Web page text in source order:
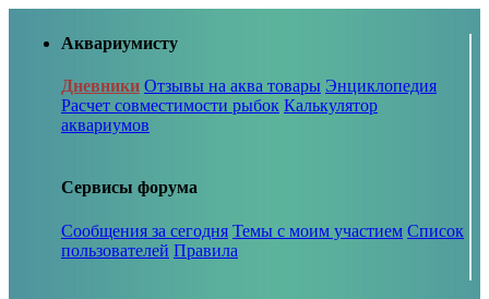
Аквариумисту
Дневники Отзывы на аква товары Энциклопедия
Расчет совместимости рыбок Калькулятор
аквариумов
Сервисы форума
Сообщения за сегодня Темы с моим участием Список
пользователей Правила